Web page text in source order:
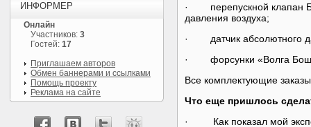
· перепускной клапан
давления воздуха;
· датчик абсолютного
· форсунки «Волга Бош
Все комплектующие
Что еще пришлось
· Как показал мой
ИНФОРМЕР
Онлайн
Участников: 3
Гостей: 17
Приглашаем авторов
Обмен баннерами и ссылками
Помощь проекту
Реклама на сайте